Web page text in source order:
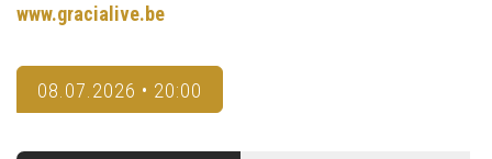
www.gracialive.be
08.07.2026 • 20:00